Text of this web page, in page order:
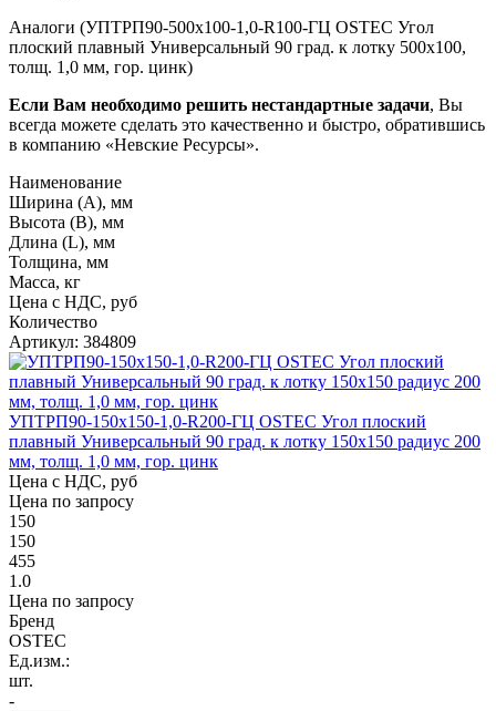
Аналоги (УПТРП90-500х100-1,0-R100-ГЦ OSTEC Угол
плоский плавный Универсальный 90 град. к лотку 500х100,
толщ. 1,0 мм, гор. цинк)
Если Вам необходимо решить нестандартные задачи, Вы
всегда можете сделать это качественно и быстро, обратившись
в компанию «Невские Ресурсы».
Наименование
Ширина (А), мм
Высота (В), мм
Длина (L), мм
Толщина, мм
Масса, кг
Цена с НДС, руб
Количество
Артикул: 384809
УПТРП90-150х150-1,0-R200-ГЦ OSTEC Угол плоский
плавный Универсальный 90 град. к лотку 150х150 радиус 200
мм, толщ. 1,0 мм, гор. цинк
Цена с НДС, руб
Цена по запросу
150
150
455
1.0
Цена по запросу
Бренд
OSTEC
Ед.изм.:
шт.
-